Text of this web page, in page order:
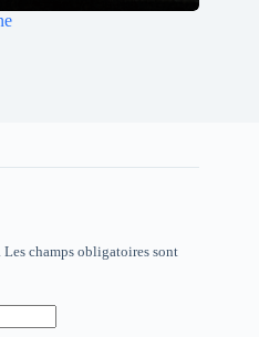
Les champs obligatoires sont